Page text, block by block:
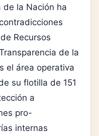
de la Nación ha
Recursos
de la
el área operativa
su flotilla de 151
a
pro-
internas